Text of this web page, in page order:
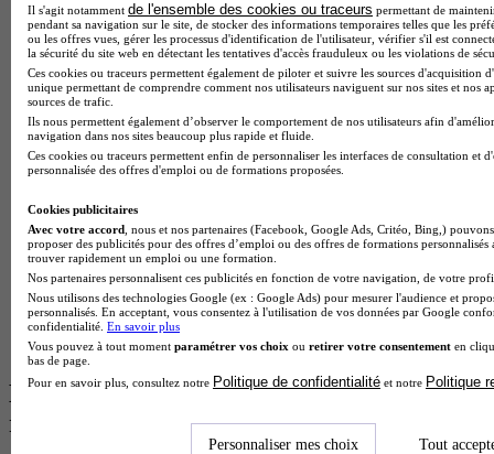
BTS Mco en alternance
BTS Pi en alternance
BTS Sp3s en alternance
Master CCA en alternance
BTS Ndrc en alternance
BTS Sam en alternance
Cap Fleuriste en alternance
BTS Sio en alternance
MSc Marketing Digital en alternance
Cap Electricien en alternance
BTS Gpn en alternance
BTS Domotique en alternance
BAC Pro Agora en alternance
BTS Sta en alternance
BTS Iris en alternance
BTS Tpl en alternance
BTS Ati en alternance
Les diplômes par filière les plus
recherchés
Il s'agit notamment de l'ensemble des cookies ou traceurs permettant de
pendant sa navigation sur le site, de stocker des informations temporaires telles que les
ou les offres vues, gérer les processus d'identification de l'utilisateur, vérifier s'il est
la sécurité du site web en détectant les tentatives d'accès frauduleux ou les violations de
Ces cookies ou traceurs permettent également de piloter et suivre les sources d'acquisition
unique permettant de comprendre comment nos utilisateurs naviguent sur nos sites et nos
sources de trafic.
Ils nous permettent également d’observer le comportement de nos utilisateurs afin
navigation dans nos sites beaucoup plus rapide et fluide.
Ces cookies ou traceurs permettent enfin de personnaliser les interfaces de consultation et
personnalisée des offres d'emploi ou de formations proposées.
Cookies publicitaires
Avec votre accord , nous et nos partenaires (Facebook, Google Ads, Critéo, Bing,)
proposer des publicités pour des offres d’emploi ou des offres de formations
trouver rapidement un emploi ou une formation.
Nos partenaires personnalisent ces publicités en fonction de votre navigation, de votre
Nous utilisons des technologies Google (ex : Google Ads) pour mesurer l'audience et
personnalisés. En acceptant, vous consentez à l'utilisation de vos données par Google
confidentialité. En savoir plus
Vous pouvez à tout moment paramétrer vos choix ou retirer votre consentement en
bas de page.
Pour en savoir plus, consultez notre Politique de confidentialité et notre Politique
Personnaliser mes choix Tout